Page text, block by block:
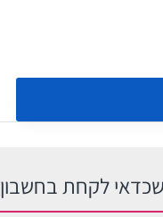
לקחת בחשבון